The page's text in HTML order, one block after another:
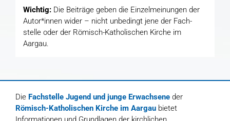
Wichtig: Die Beiträge geben die Einzel­meinungen der
Autor*innen wider – nicht unbedingt jene der Fach­
stelle oder der Römisch-Katholischen Kirche im
Aargau.
Die Fachstelle Jugend und junge Erwachseneder
Römisch-Katholischen Kirche im Aargau bietet